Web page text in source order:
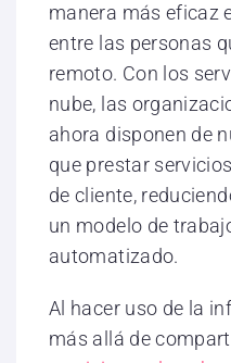
manera más eficaz
entre las personas
remoto. Con los
nube, las
ahora disponen de
que prestar
de cliente,
un modelo de
automatizado.
Al hacer uso de la
más allá de